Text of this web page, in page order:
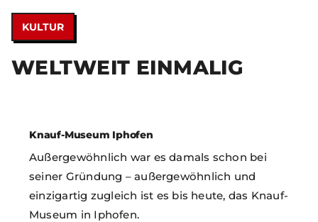
KULTUR
WELTWEIT EINMALIG
Knauf-Museum Iphofen
Außergewöhnlich war es damals schon bei
seiner Gründung – außergewöhnlich und
einzigartig zugleich ist es bis heute, das Knauf-
Museum in Iphofen.